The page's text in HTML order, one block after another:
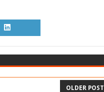
OLDER POST